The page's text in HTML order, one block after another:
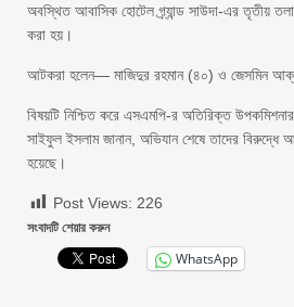
অবস্থিত আবাসিক হোটেল গ্র্যান্ড সাউদা-এর তৃতীয়
করা হয়।
আটকরা হলেন— মাজিদুর রহমান (৪০) ও জেসমিন
বিষয়টি নিশ্চিত করে এসএমপি-র অতিরিক্ত
সাইফুল ইসলাম জানান, অভিযান শেষে তাদের
হয়েছে।
Post Views: 226
সংবাদটি শেয়ার করুন
WhatsApp